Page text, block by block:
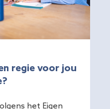
regie voor jou
het Eigen